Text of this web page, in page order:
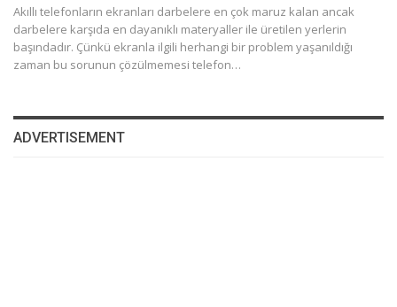
Akıllı telefonların ekranları darbelere en çok maruz kalan ancak
darbelere karşıda en dayanıklı materyaller ile üretilen yerlerin
başındadır. Çünkü ekranla ilgili herhangi bir problem yaşanıldığı
zaman bu sorunun çözülmemesi telefon…
ADVERTISEMENT